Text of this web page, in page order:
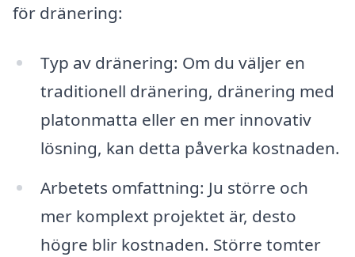
för dränering:
Typ av dränering: Om du väljer en
traditionell dränering, dränering med
platonmatta eller en mer innovativ
lösning, kan detta påverka kostnaden.
Arbetets omfattning: Ju större och
mer komplext projektet är, desto
högre blir kostnaden. Större tomter